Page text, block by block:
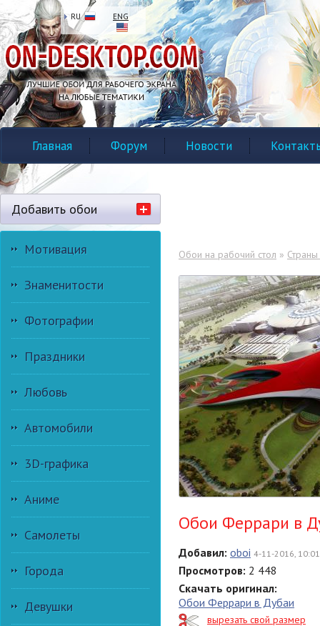
RU ENG
Главная Форум Новости
Добавить обои
Мотивация
Знаменитости
Фотографии
Праздники
Любовь
Автомобили
3D-графика
Аниме
Самолеты
Города
Девушки
Обои на рабочий стол »
Обои Феррари в
Добавил: oboi 4-11-2016, 10:01
Просмотров: 2 448
Скачать оригинал:
Обои Феррари в Дубаи
вырезать свой размер